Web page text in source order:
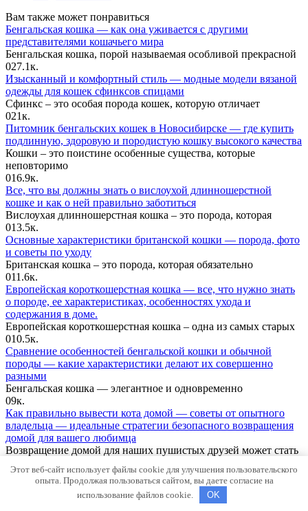
Вам также может понравиться
Бенгальская кошка — как она уживается с другими
представителями кошачьего мира
Бенгальская кошка, порой называемая особливой прекрасной
027.1к.
Изысканный и комфортный стиль — модные модели вязаной
одежды для кошек сфинксов спицами
Сфинкс – это особая порода кошек, которую отличает
021к.
Питомник бенгальских кошек в Новосибирске — где купить
подлинную, здоровую и породистую кошку высокого качества
Кошки – это поистине особенные существа, которые
неповторимо
016.9к.
Все, что вы должны знать о вислоухой длинношерстной
кошке и как о ней правильно заботиться
Вислоухая длинношерстная кошка – это порода, которая
013.5к.
Основные характеристики британской кошки — порода, фото
и советы по уходу
Британская кошка – это порода, которая обязательно
011.6к.
Европейская короткошерстная кошка — все, что нужно знать
о породе, ее характеристиках, особенностях ухода и
содержания в доме.
Европейская короткошерстная кошка – одна из самых старых
010.5к.
Сравнение особенностей бенгальской кошки и обычной
породы — какие характеристики делают их совершенно
разными
Бенгальская кошка — элегантное и одновременно
09к.
Как правильно вывести кота домой — советы от опытного
владельца — идеальные стратегии безопасного возвращения
домой для вашего любимца
Возвращение домой для наших пушистых друзей может стать
© 2026 Сайт о кошках. Все права защищены, при
копировании информации обязательна обратная ссылка.
Этот веб-сайт использует файлы cookie для улучшения пользовательского
опыта. Продолжая пользоваться сайтом, вы даете согласие на
использование файлов cookie.
OK